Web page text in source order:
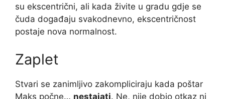
su ekscentrični, ali kada živite u gradu gdje se
čuda događaju svakodnevno, ekscentričnost
postaje nova normalnost.
Zaplet
Stvari se zanimljivo zakompliciraju kada poštar
Maks počne… nestajati. Ne, nije dobio otkaz ni